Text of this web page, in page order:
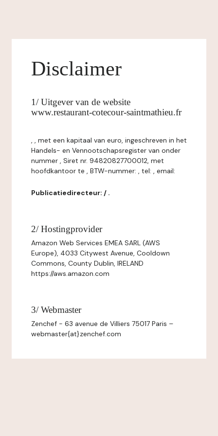
Disclaimer
1/ Uitgever van de website
www.restaurant-cotecour-saintmathieu.fr
, , met een kapitaal van euro, ingeschreven in het
Handels- en Vennootschapsregister van onder
nummer , Siret nr. 94820827700012, met
hoofdkantoor te , BTW-nummer: , tel: , email:
Publicatiedirecteur: / .
2/ Hostingprovider
Amazon Web Services EMEA SARL (AWS
Europe), 4033 Citywest Avenue, Cooldown
Commons, County Dublin, IRELAND
https://aws.amazon.com
3/ Webmaster
Zenchef - 63 avenue de Villiers 75017 Paris –
webmaster{at}zenchef.com